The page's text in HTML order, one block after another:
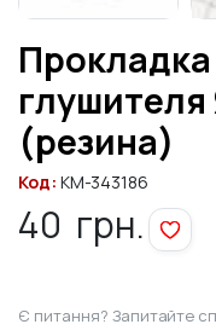
(резина)
Код: KM-343186
40 грн.
Є питання? Запитайте